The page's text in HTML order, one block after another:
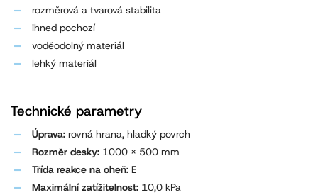
rozměrová a tvarová stabilita
ihned pochozí
voděodolný materiál
lehký materiál
Technické parametry
Úprava: rovná hrana, hladký povrch
Rozměr desky: 1000 x 500 mm
Třída reakce na oheň: E
Maximální zatížitelnost: 10,0 kPa